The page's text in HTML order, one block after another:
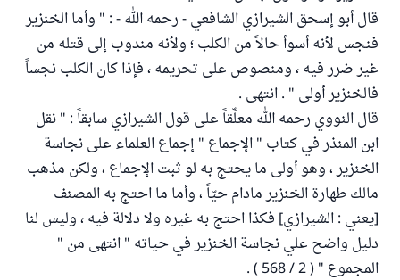
قال أبو إسحق الشيرازي الشافعي - رحمه الله - : " وأما الخنزير
فنجس لأنه أسوأ حالاً من الكلب ؛ ولأنه مندوب إلى قتله من
غير ضرر فيه ، ومنصوص على تحريمه ، فإذا كان الكلب نجساً
فالخنزير أولى " . انتهى .
قال النووي رحمه الله معلِّقاً على قول الشيرازي سابقاً : " نقل
ابن المنذر في كتاب " الإجماع " إجماع العلماء على نجاسة
الخنزير ، وهو أولى ما يحتج به لو ثبت الإجماع ، ولكن مذهب
مالك طهارة الخنزير مادام حيّاً ، وأما ما احتج به المصنف
[يعني : الشيرازي] فكذا احتج به غيره ولا دلالة فيه ، وليس لنا
دليل واضح علي نجاسة الخنزير في حياته " انتهى من "
المجموع " ( 2 / 568 ) .